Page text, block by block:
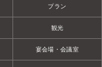
プラン
観光
宴会場・会議室